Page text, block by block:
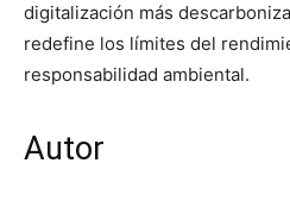
digitalización más
redefine los límites del
responsabilidad ambiental.
Autor